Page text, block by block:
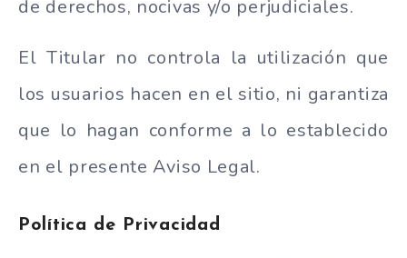
de derechos, nocivas y/o perjudiciales.
El Titular no controla la utilización que
los usuarios hacen en el sitio, ni garantiza
que lo hagan conforme a lo establecido
en el presente Aviso Legal.
Política de Privacidad